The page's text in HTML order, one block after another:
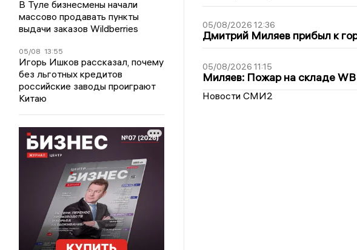
В Туле бизнесмены начали
массово продавать пункты
выдачи заказов Wildberries
05/08 13:55
Игорь Ишков рассказал, почему
без льготных кредитов
российские заводы проиграют
Китаю
05/08/2026 12:36
Дмитрий Миляев прибыл к
05/08/2026 11:15
Миляев: Пожар на складе
Новости СМИ2